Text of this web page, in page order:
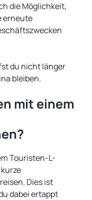
die Möglichkeit,
erneute
du nicht länger
bleiben.
mit einem
Touristen-L-
Dies ist
dabei ertappt